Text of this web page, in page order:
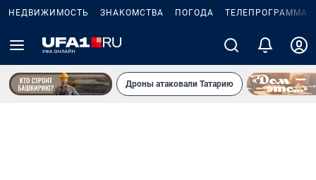
НЕДВИЖИМОСТЬ ЗНАКОМСТВА ПОГОДА ТЕЛЕПРОГРАММА
Дроны атаковали Татарию